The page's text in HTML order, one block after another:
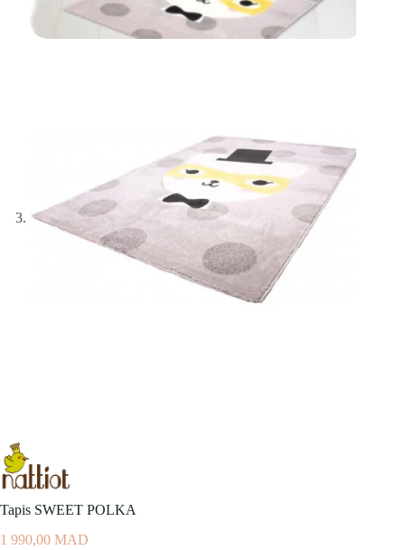
Tapis SWEET POLKA
1 990,00 MAD